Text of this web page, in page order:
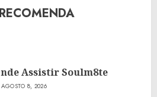
Assistir Soulm8te
AGOSTO 8, 2026